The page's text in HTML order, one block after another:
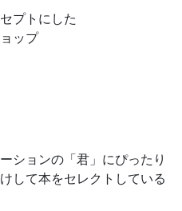
プトにした
ップ
ションの「君」にぴったり
して本をセレクトしている